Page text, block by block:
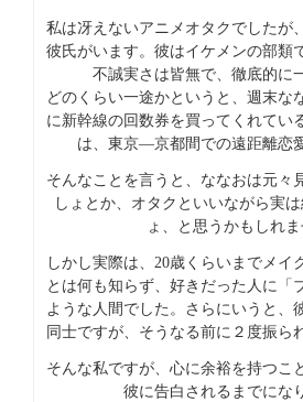
私は冴えないアニメオタクでしたが
彼氏がいます。彼はイケメンの部類
不誠実さは皆無で、徹底的に
どのくらい一途かというと、週末な
に新幹線の回数券を買ってくれてい
は、東京―京都間での遠距離恋
そんなことを言うと、ななおは元々
しょとか、オタクといいながら実
ょ、と思うかもしれま
しかし実際は、20歳くらいまでメイ
とは何も知らず、好きだった人に「
ような人間でした。さらにいうと、
同士ですが、そうなる前に２度振ら
そんな私ですが、心に余裕を持つこ
彼に告白されるまでにな